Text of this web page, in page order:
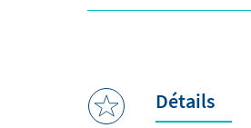
Détails